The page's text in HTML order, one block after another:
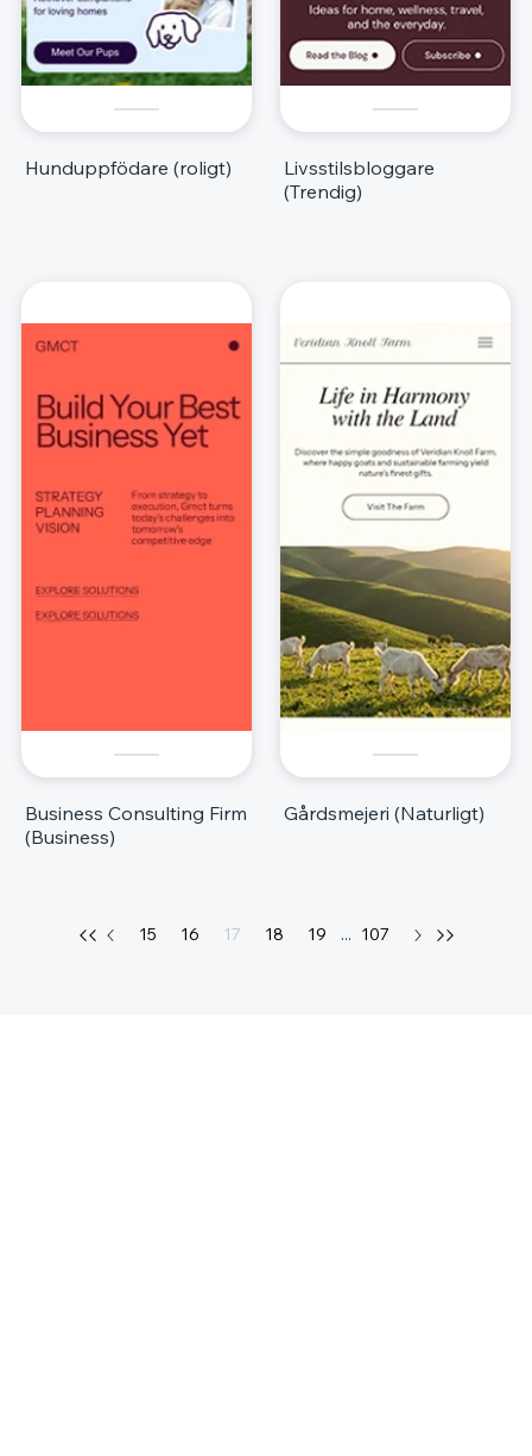
Hunduppfödare (roligt)
Livsstilsbloggare
(Trendig)
Business Consulting Firm
(Business)
Gårdsmejeri (Naturligt)
15 16 17 18 19 ... 107